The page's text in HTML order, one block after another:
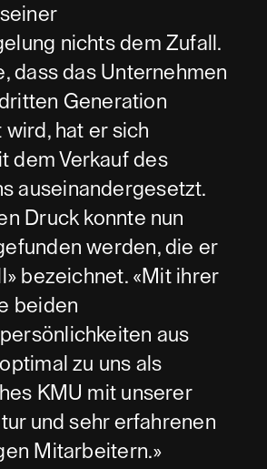
nichts dem Zufall.
dass das Unternehmen
Generation
hat er sich
dem Verkauf des
auseinandergesetzt.
Druck konnte nun
werden, die er
bezeichnet. «Mit ihrer
beiden
aus
zu uns als
KMU mit unserer
und sehr erfahrenen
Mitarbeitern.»